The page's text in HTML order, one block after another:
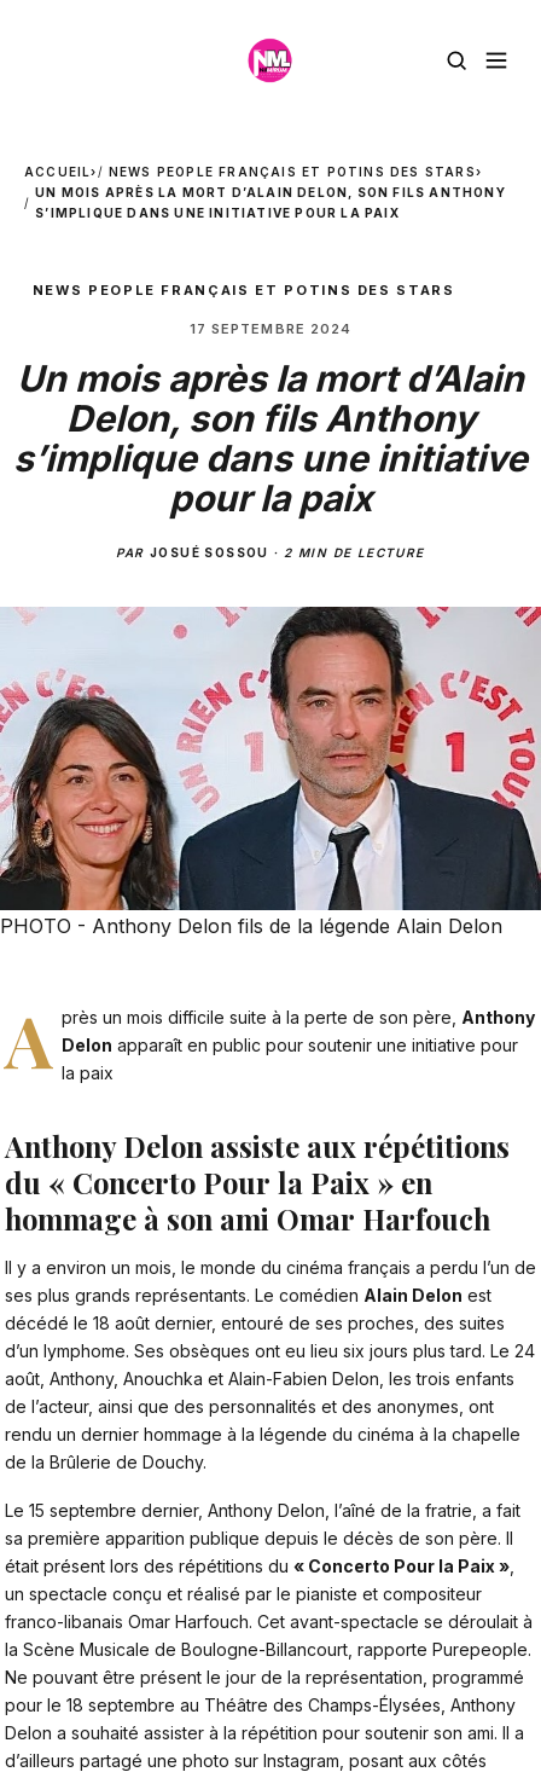
ACCUEIL› NEWS PEOPLE FRANÇAIS ET POTINS DES STARS›
UN MOIS APRÈS LA MORT D’ALAIN DELON, SON FILS ANTHONY
S’IMPLIQUE DANS UNE INITIATIVE POUR LA PAIX
NEWS PEOPLE FRANÇAIS ET POTINS DES STARS
17 SEPTEMBRE 2024
Un mois après la mort d’Alain
Delon, son fils Anthony
s’implique dans une initiative
pour la paix
PARJOSUÉ SOSSOU · 2 MIN DE LECTURE
PHOTO - Anthony Delon fils de la légende Alain Delon
A près un mois difficile suite à la perte de son père, Anthony
Delon apparaît en public pour soutenir une initiative pour
la paix
Anthony Delon assiste aux répétitions
du « Concerto Pour la Paix » en
hommage à son ami Omar Harfouch
Il y a environ un mois, le monde du cinéma français a perdu l’un de
ses plus grands représentants. Le comédien Alain Delon est
décédé le 18 août dernier, entouré de ses proches, des suites
d’un lymphome. Ses obsèques ont eu lieu six jours plus tard. Le 24
août, Anthony, Anouchka et Alain-Fabien Delon, les trois enfants
de l’acteur, ainsi que des personnalités et des anonymes, ont
rendu un dernier hommage à la légende du cinéma à la chapelle
de la Brûlerie de Douchy.
Le 15 septembre dernier, Anthony Delon, l’aîné de la fratrie, a fait
sa première apparition publique depuis le décès de son père. Il
était présent lors des répétitions du « Concerto Pour la Paix »
un spectacle conçu et réalisé par le pianiste et compositeur
franco-libanais Omar Harfouch. Cet avant-spectacle se déroulait à
la Scène Musicale de Boulogne-Billancourt, rapporte Purepeople.
Ne pouvant être présent le jour de la représentation, programmé
pour le 18 septembre au Théâtre des Champs-Élysées , Anthony
Delon a souhaité assister à la répétition pour soutenir son ami. Il a
d’ailleurs partagé une photo sur Instagram, posant aux côtés